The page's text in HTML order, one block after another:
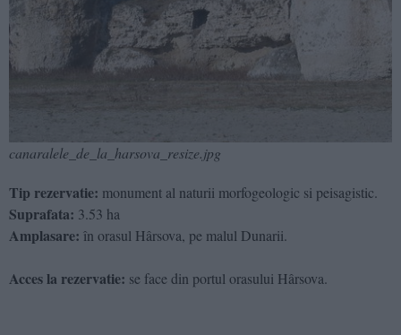
canaralele_de_la_harsova_resize.jpg
Tip rezervatie: monument al naturii morfogeologic si peisagistic.
Suprafata: 3.53 ha
Amplasare: în orasul Hârsova, pe malul Dunarii.
Acces la rezervatie: se face din portul orasului Hârsova.